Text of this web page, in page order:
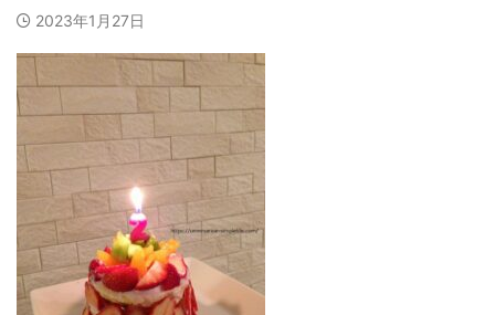
2023年1月27日